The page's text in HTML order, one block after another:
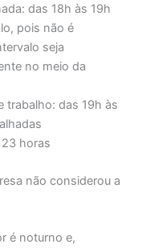
das 18h às 19h
pois não é
seja
no meio da
trabalho: das 19h às
horas
não considerou a
é noturno e,